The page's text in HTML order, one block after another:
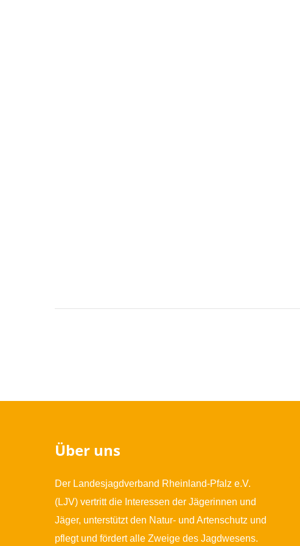
Über uns
Der Landesjagdverband Rheinland-Pfalz e.V.
(LJV) vertritt die Interessen der Jägerinnen und
Jäger, unterstützt den Natur- und Artenschutz und
pflegt und fördert alle Zweige des Jagdwesens.